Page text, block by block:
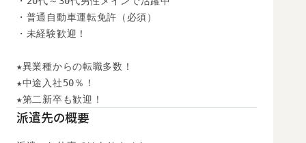
・普通自動車運転免許（必須）
・未経験歓迎！
★異業種からの転職多数！
★中途入社50％！
★第二新卒も歓迎！
派遣先の概要